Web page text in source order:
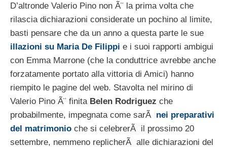
D’altronde Valerio Pino non Ã¨ la prima volta che
rilascia dichiarazioni considerate un pochino al limite,
basti pensare che da un anno a questa parte le sue
illazioni su Maria De Filippi e i suoi rapporti ambigui
con Emma Marrone (che la conduttrice avrebbe anche
forzatamente portato alla vittoria di Amici) hanno
riempito le pagine del web. Stavolta nel mirino di
Valerio Pino Ã¨ finita Belen Rodriguez che
probabilmente, impegnata come sarÃ nei preparativi
del matrimonio che si celebrerÃ il prossimo 20
settembre, nemmeno replicherÃ alle dichiarazioni del